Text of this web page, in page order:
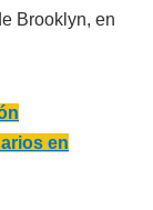
Brooklyn, en
en